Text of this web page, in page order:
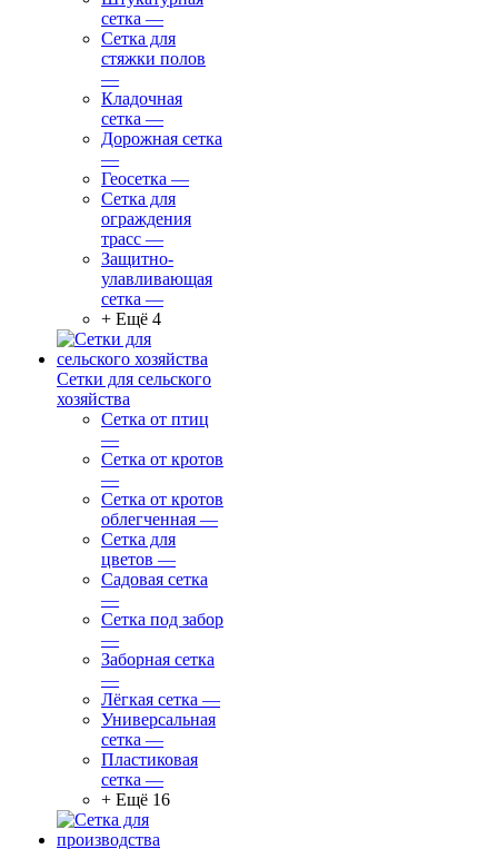
сетка —
Сетка для
стяжки полов
—
Кладочная
сетка —
Дорожная сетка
—
Геосетка —
Сетка для
ограждения
трасс —
Защитно-
улавливающая
сетка —
+ Ещё 4
Сетки для сельского
хозяйства
Сетка от птиц
—
Сетка от кротов
—
Сетка от кротов
облегченная —
Сетка для
цветов —
Садовая сетка
—
Сетка под забор
—
Заборная сетка
—
Лёгкая сетка —
Универсальная
сетка —
Пластиковая
сетка —
+ Ещё 16